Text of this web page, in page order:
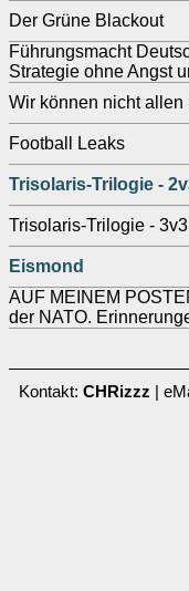
Der Grüne Blackout
Führungsmacht
Strategie ohne Angst
Wir können nicht allen
Football Leaks
Trisolaris-Trilogie -
Trisolaris-Trilogie -
Eismond
AUF MEINEM
der NATO.
Kontakt: CHRizzz |